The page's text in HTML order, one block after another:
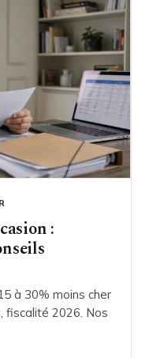
:
à 30% moins cher
fiscalité 2026. Nos